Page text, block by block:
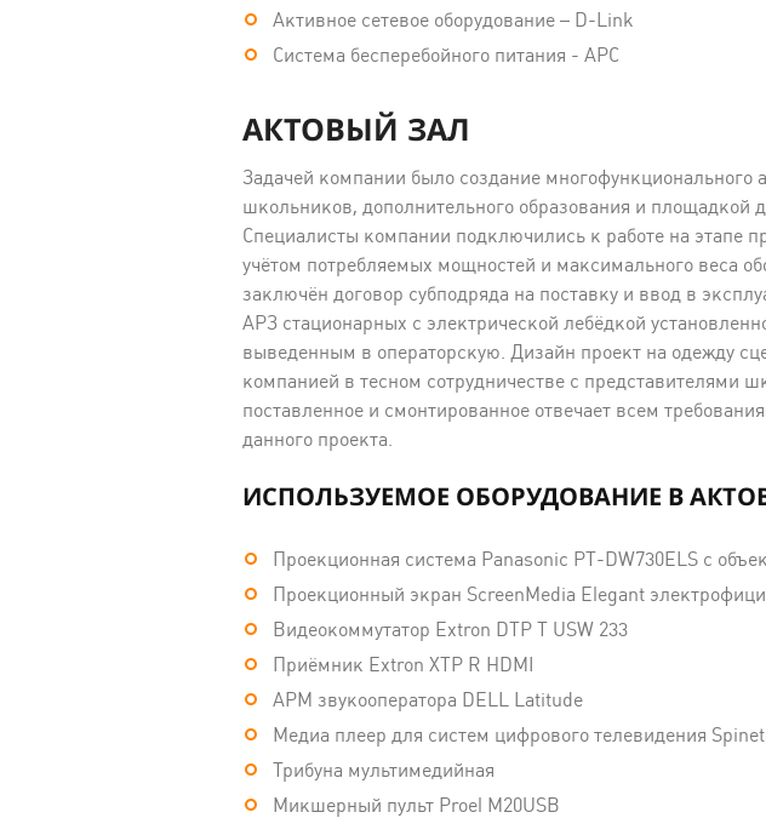
Активное сетевое оборудование – D-Link
Система бесперебойного питания - APC
АКТОВЫЙ ЗАЛ
Задачей компании было создание многофункционального
школьников, дополнительного образования и площадкой
Специалисты компании подключились к работе на этапе
учётом потребляемых мощностей и максимального веса
заключён договор субподряда на поставку и ввод в
АРЗ стационарных с электрической лебёдкой
выведенным в операторскую. Дизайн проект на одежду
компанией в тесном сотрудничестве с представителями
поставленное и смонтированное отвечает всем
данного проекта.
ИСПОЛЬЗУЕМОЕ ОБОРУДОВАНИЕ В
Проекционная система Panasonic PT-DW730ELS с
Проекционный экран ScreenMedia Elegant
Видеокоммутатор Extron DTP T USW 233
Приёмник Extron XTP R HDMI
АРМ звукооператора DELL Latitude
Медиа плеер для систем цифрового телевидения
Трибуна мультимедийная
Микшерный пульт Proel M20USB